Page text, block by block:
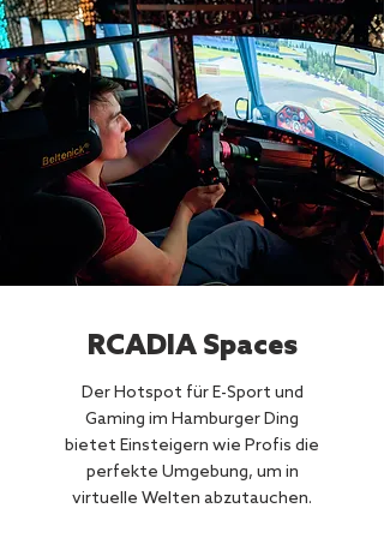
RCADIA Spaces
Der Hotspot für E-Sport und
Gaming im Hamburger Ding
bietet Einsteigern wie Profis die
perfekte Umgebung, um in
virtuelle Welten abzutauchen.